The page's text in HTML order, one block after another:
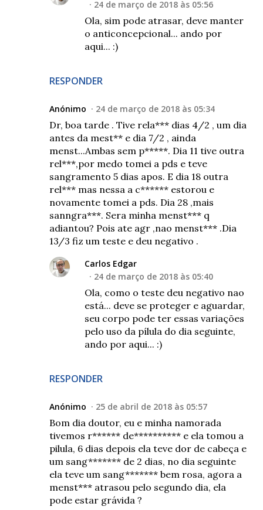
RESPONDER
24 de março de 2018 às 05:56
Ola, sim pode atrasar, deve manter
o anticoncepcional... ando por
aqui... :)
Anónimo 24 de março de 2018 às 05:34
Dr, boa tarde . Tive rela*** dias 4/2 , um dia
antes da mest** e dia 7/2 , ainda
menst...Ambas sem p*****. Dia 11 tive outra
rel***,por medo tomei a pds e teve
sangramento 5 dias apos. E dia 18 outra
rel*** mas nessa a c****** estorou e
novamente tomei a pds. Dia 28 ,mais
sanngra***. Sera minha menst*** q
adiantou? Pois ate agr ,nao menst*** .Dia
13/3 fiz um teste e deu negativo .
RESPONDER
Carlos Edgar
24 de março de 2018 às 05:40
Ola, como o teste deu negativo nao
está... deve se proteger e aguardar,
seu corpo pode ter essas variações
pelo uso da pílula do dia seguinte,
ando por aqui... :)
Anónimo 25 de abril de 2018 às 05:57
Bom dia doutor, eu e minha namorada
tivemos r****** de********** e ela tomou a
pilula, 6 dias depois ela teve dor de cabeça e
um sang******* de 2 dias, no dia seguinte
ela teve um sang******* bem rosa, agora a
menst*** atrasou pelo segundo dia, ela
pode estar grávida ?